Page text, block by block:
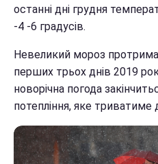
останні дні грудня
-4 -6 градусів.
Невеликий мороз
перших трьох днів 2019
новорічна погода
потепління, яке триватиме